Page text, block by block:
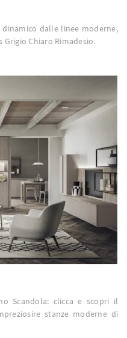
dalle linee moderne,
Chiaro Rimadesio.
Scandola: clicca e scopri il
stanze moderne di